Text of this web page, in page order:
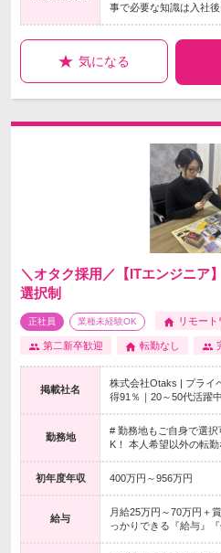
事で必要な知識は入社
気になる
＼オタク採用／【ITエンジニア
選択制
正社員 業種未経験OK リモー
第二新卒歓迎 転勤なし
掲載社名
株式会社Otaks | プライ
得91％｜20～50代活躍中
勤務地
# 勤務地もご自身で選
K！ 本人希望以外の転
初年度年収 400万円～956万円
給与
月給25万円～70万円＋
っかりできる『給与』